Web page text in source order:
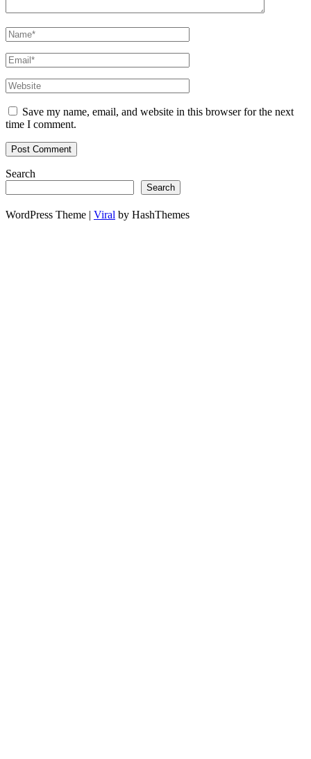
Save my name, email, and website in this browser for the next
time I comment.
Search
Search
WordPress Theme | Viral by HashThemes